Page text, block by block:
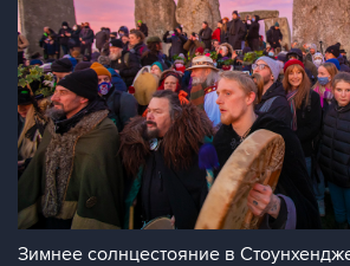
Зимнее солнцестояние в